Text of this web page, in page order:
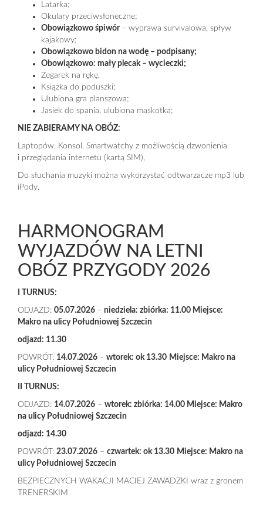
Latarka;
Okulary przeciwsłoneczne;
Obowiązkowo śpiwór – wyprawa survivalowa, spływ
kajakowy;
Obowiązkowo bidon na wodę – podpisany;
Obowiązkowo: mały plecak – wycieczki;
Zegarek na rękę,
Książka do poduszki;
Ulubiona gra planszowa;
Jasiek do spania, ulubiona maskotka;
NIE ZABIERAMY NA OBÓZ:
Laptopów, Konsol, Smartwatchy z możliwością dzwonienia
i przeglądania internetu (kartą SIM),
Do słuchania muzyki można wykorzystać odtwarzacze mp3 lub
iPody.
HARMONOGRAM
WYJAZDÓW NA LETNI
OBÓZ PRZYGODY 2026
I TURNUS:
ODJAZD: 05.07.2026 – niedziela: zbiórka: 11.00 Miejsce:
Makro na ulicy Południowej Szczecin
odjazd: 11.30
POWRÓT: 14.07.2026 – wtorek: ok 13.30 Miejsce: Makro na
ulicy Południowej Szczecin
II TURNUS:
ODJAZD: 14.07.2026 – wtorek: zbiórka: 14.00 Miejsce: Makro
na ulicy Południowej Szczecin
odjazd: 14.30
POWRÓT: 23.07.2026 – czwartek: ok 13.30 Miejsce: Makro na
ulicy Południowej Szczecin
BEZPIECZNYCH WAKACJI MACIEJ ZAWADZKI wraz z gronem
TRENERSKIM